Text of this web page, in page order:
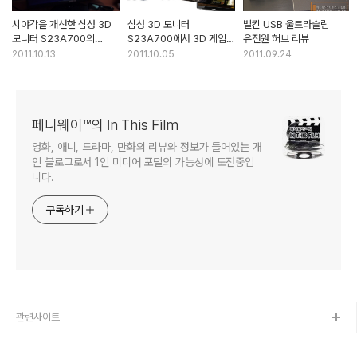
시야각을 개선한 삼성 3D
모니터 S23A700의
'매직앵글'
2011.10.13
삼성 3D 모니터
S23A700에서 3D 게임을
즐기자
2011.10.05
벨킨 USB 울트라슬림
유전원 허브 리뷰
2011.09.24
페니웨이™의 In This Film
영화, 애니, 드라마, 만화의 리뷰와 정보가 들어있는 개
인 블로그로서 1인 미디어 포털의 가능성에 도전중입
니다.
구독하기
관련사이트